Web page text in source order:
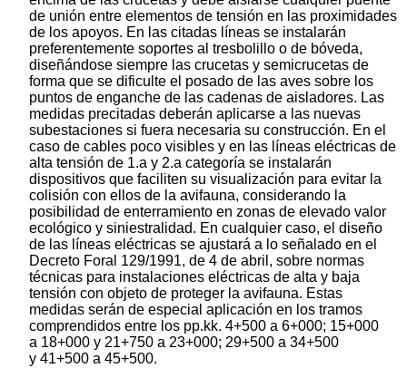
de unión entre elementos de tensión en las proximidades
de los apoyos. En las citadas líneas se instalarán
preferentemente soportes al tresbolillo o de bóveda,
diseñándose siempre las crucetas y semicrucetas de
forma que se dificulte el posado de las aves sobre los
puntos de enganche de las cadenas de aisladores. Las
medidas precitadas deberán aplicarse a las nuevas
subestaciones si fuera necesaria su construcción. En el
caso de cables poco visibles y en las líneas eléctricas de
alta tensión de 1.a y 2.a categoría se instalarán
dispositivos que faciliten su visualización para evitar la
colisión con ellos de la avifauna, considerando la
posibilidad de enterramiento en zonas de elevado valor
ecológico y siniestralidad. En cualquier caso, el diseño
de las líneas eléctricas se ajustará a lo señalado en el
Decreto Foral 129/1991, de 4 de abril, sobre normas
técnicas para instalaciones eléctricas de alta y baja
tensión con objeto de proteger la avifauna. Estas
medidas serán de especial aplicación en los tramos
comprendidos entre los pp.kk. 4+500 a 6+000; 15+000
a 18+000 y 21+750 a 23+000; 29+500 a 34+500
y 41+500 a 45+500.